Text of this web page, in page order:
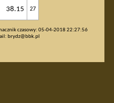
38.15 27
czasowy: 05-04-2018 22:27:56
brydz@bbk.pl